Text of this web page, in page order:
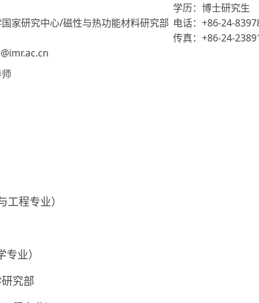
学历：博士研究生
家研究中心/磁性与热功能材料研究部 电话：+86-24-
传真：+86-24-
程专业）
业）
究部